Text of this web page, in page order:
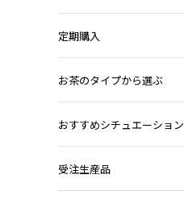
定期購入
お茶のタイプから選ぶ
おすすめシチュエーション
受注生産品